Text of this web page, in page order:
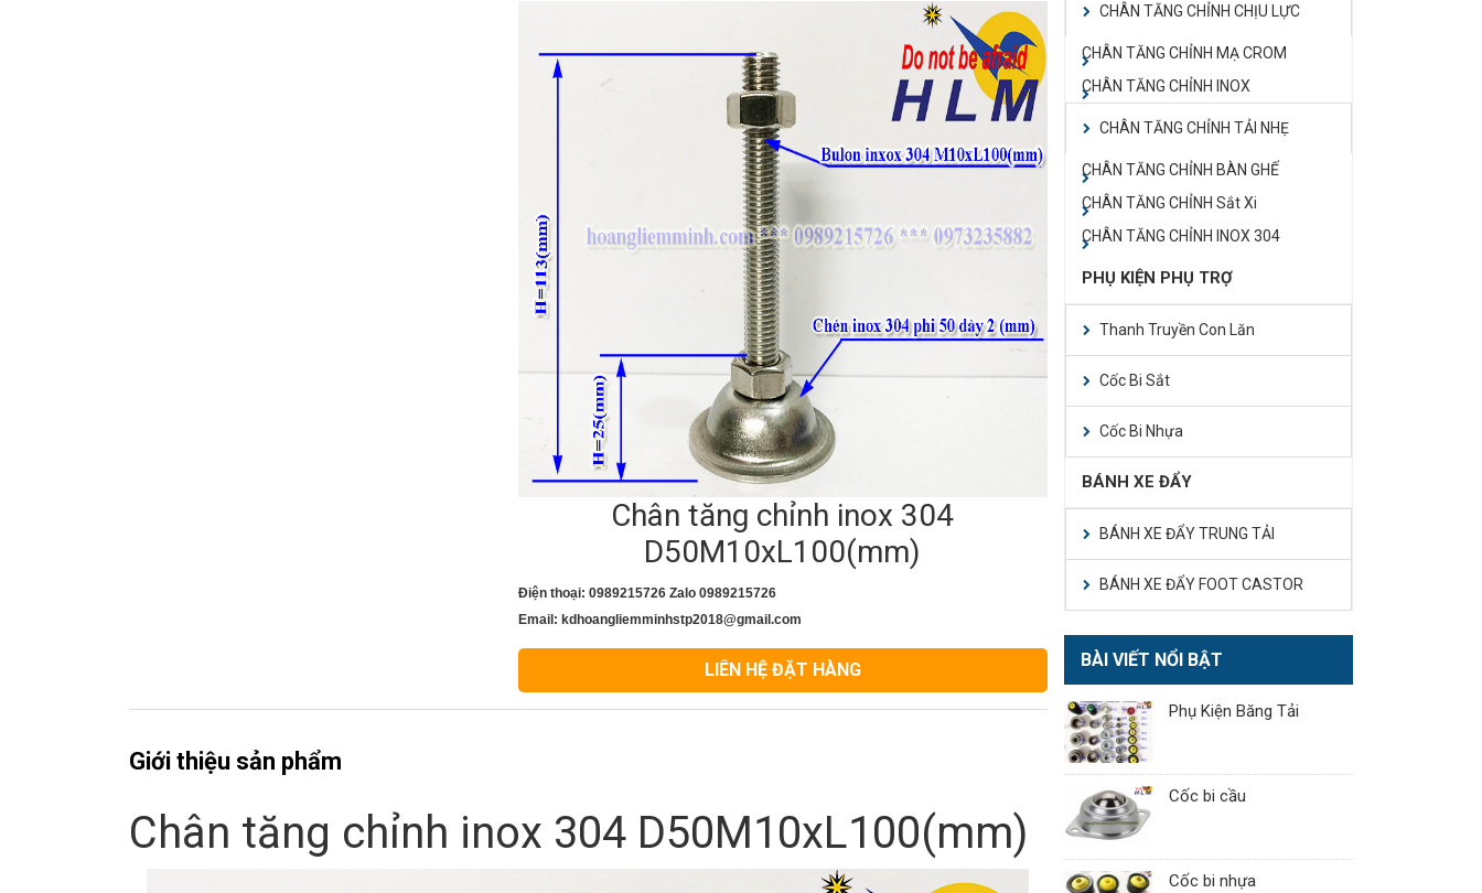
Chân tăng chỉnh inox 304
D50M10xL100(mm)
Điện thoại: 0989215726 Zalo 0989215726
Email: kdhoangliemminhstp2018@gmail.com
LIÊN HỆ ĐẶT HÀNG
Giới thiệu sản phẩm
Chân tăng chỉnh inox 304 D50M10xL100(mm)
CHÂN TĂNG CHỈNH CHỊU LỰC
CHÂN TĂNG CHỈNH MẠ CROM
CHÂN TĂNG CHỈNH INOX
CHÂN TĂNG CHỈNH TẢI NHẸ
CHÂN TĂNG CHỈNH BÀN GHẾ
CHÂN TĂNG CHỈNH Sắt Xi
CHÂN TĂNG CHỈNH INOX 304
PHỤ KIỆN PHỤ TRỢ
Thanh Truyền Con Lăn
Cốc Bi Sắt
Cốc Bi Nhựa
BÁNH XE ĐẨY
BÁNH XE ĐẨY TRUNG TẢI
BÁNH XE ĐẨY FOOT CASTOR
BÀI VIẾT NỔI BẬT
Phụ Kiện Băng Tải
Cốc bi cầu
Cốc bi nhựa